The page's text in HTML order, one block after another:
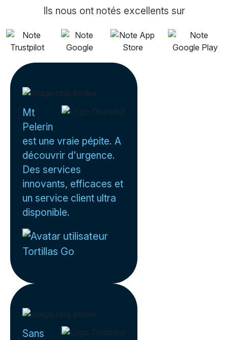
Ils nous ont notés excellents sur
Mt
Pelerin
est une vraie pépite. A
découvrir d'urgence.
Des services
innovants, efficaces et
un service client ultra
disponible.
Tortillas Go
Sans